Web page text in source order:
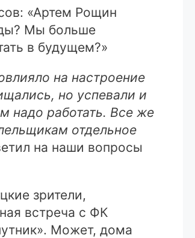
«Артем Рощин
Мы больше
в будущем?»
на настроение
но успевали и
надо работать. Все же
отдельное
на наши вопросы
зрители,
встреча с ФК
Может, дома